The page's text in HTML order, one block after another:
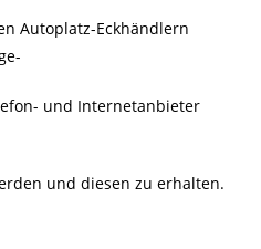
Autoplatz-Eckhändlern
und Internetanbieter
und diesen zu erhalten.